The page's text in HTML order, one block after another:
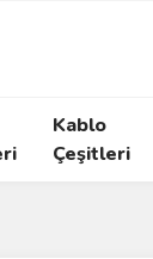
Kablo
Çeşitleri